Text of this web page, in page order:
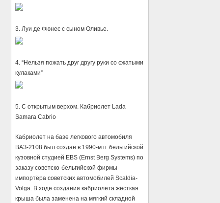
3. Луи де Фюнес с сыном Оливье.
4. “Нельзя пожать друг другу руки со сжатыми
кулаками”
5. С открытым верхом. Кабриолет Lada
Samara Cabrio
Кабриолет на базе легкового автомобиля
ВАЗ-2108 был создан в 1990-м гг. бельгийской
кузовной студией EBS (Ernst Berg Systems) по
заказу советско-бельгийской фирмы-
импортёра советских автомобилей Scaldia-
Volga. В ходе создания кабриолета жёсткая
крыша была заменена на мягкий складной